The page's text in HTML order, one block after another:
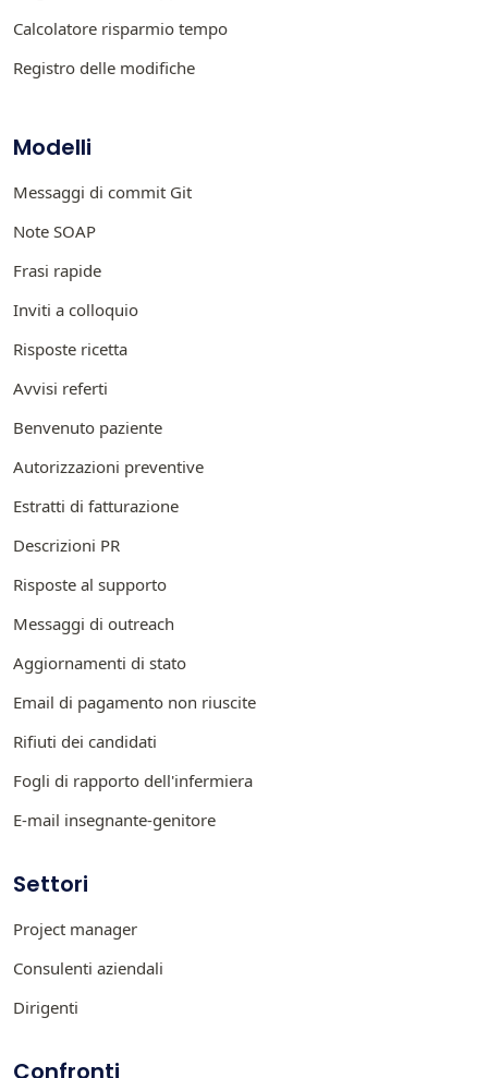
Calcolatore risparmio tempo
Registro delle modifiche
Modelli
Messaggi di commit Git
Note SOAP
Frasi rapide
Inviti a colloquio
Risposte ricetta
Avvisi referti
Benvenuto paziente
Autorizzazioni preventive
Estratti di fatturazione
Descrizioni PR
Risposte al supporto
Messaggi di outreach
Aggiornamenti di stato
Email di pagamento non riuscite
Rifiuti dei candidati
Fogli di rapporto dell'infermiera
E-mail insegnante-genitore
Settori
Project manager
Consulenti aziendali
Dirigenti
Confronti